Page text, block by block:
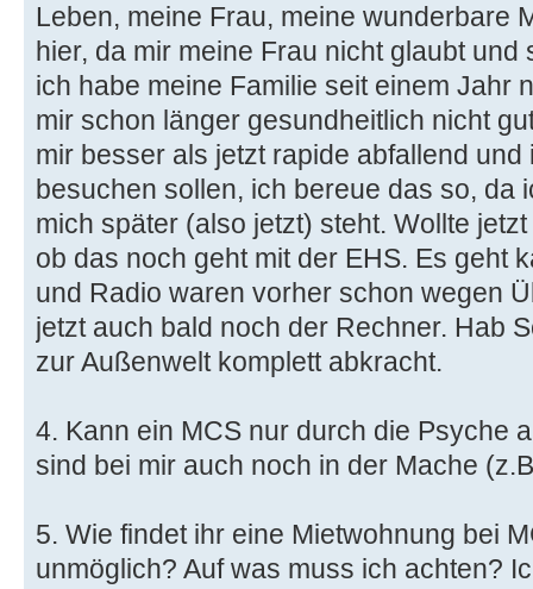
Leben, meine Frau, meine wunderbare
hier, da mir meine Frau nicht glaubt
ich habe meine Familie seit einem Jahr
mir schon länger gesundheitlich nicht
mir besser als jetzt rapide abfallend
besuchen sollen, ich bereue das so, da
mich später (also jetzt) steht. Wollte
ob das noch geht mit der EHS. Es geht
und Radio waren vorher schon wegen
jetzt auch bald noch der Rechner. Hab
zur Außenwelt komplett abkracht.
4. Kann ein MCS nur durch die Psyche
sind bei mir auch noch in der Mache
5. Wie findet ihr eine Mietwohnung bei
unmöglich? Auf was muss ich achten?